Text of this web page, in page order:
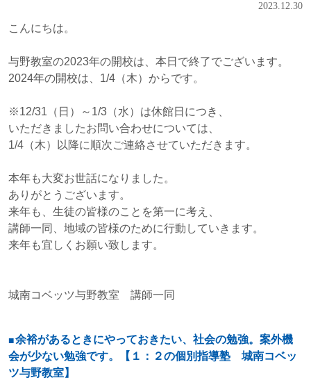
2023.12.30
こんにちは。
与野教室の2023年の開校は、本日で終了でございます。
2024年の開校は、1/4（木）からです。
※12/31（日）～1/3（水）は休館日につき、
いただきましたお問い合わせについては、
1/4（木）以降に順次ご連絡させていただきます。
本年も大変お世話になりました。
ありがとうございます。
来年も、生徒の皆様のことを第一に考え、
講師一同、地域の皆様のために行動していきます。
来年も宜しくお願い致します。
城南コベッツ与野教室 講師一同
余裕があるときにやっておきたい、社会の勉強。案外機
会が少ない勉強です。【１：２の個別指導塾 城南コベッ
ツ与野教室】